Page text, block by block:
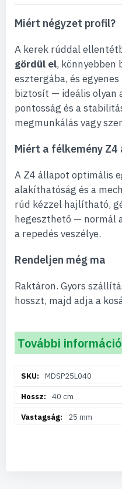
Miért négyzet profil?
A kerek rúddal
gördül el, könnyebben
esztergába, és
biztosít — ideális olyan
pontosság és a
megmunkálás vagy
Miért a félkemény
A Z4 állapot optimális
alakíthatóság és a
rúd kézzel hajlítható,
hegeszthető — normál
a repedés veszélye.
Rendeljen még ma
Raktáron. Gyors
hosszt, majd adja a
További információ
információMDSP25L040
40 cm
25 mm